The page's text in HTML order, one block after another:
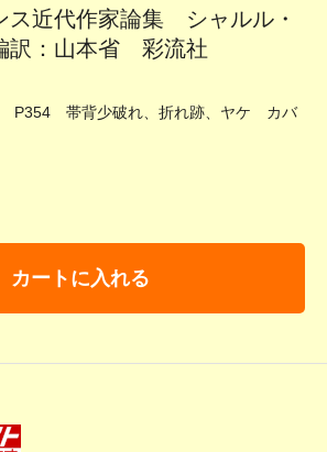
近代作家論集 シャルル・
訳：山本省 彩流社
P354 帯背少破れ、折れ跡、ヤケ カバ
カートに入れる